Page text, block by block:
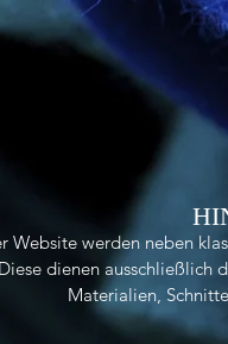
Website werden neben
Diese dienen ausschließlich
Materialien,